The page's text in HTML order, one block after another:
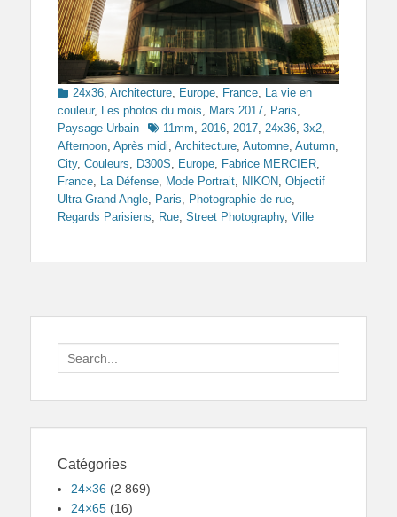
Categories
24x36, Architecture, Europe, France, La vie en
couleur, Les photos du mois, Mars 2017, Paris,
Paysage Urbain
Tags11mm, 2016, 2017, 24x36, 3x2,
Afternoon, Après midi, Architecture, Automne, Autumn,
City, Couleurs, D300S, Europe, Fabrice MERCIER,
France, La Défense, Mode Portrait, NIKON, Objectif
Ultra Grand Angle, Paris, Photographie de rue,
Regards Parisiens, Rue, Street Photography, Ville
Search
for:
Catégories
24×36 (2 869)
24×65 (16)